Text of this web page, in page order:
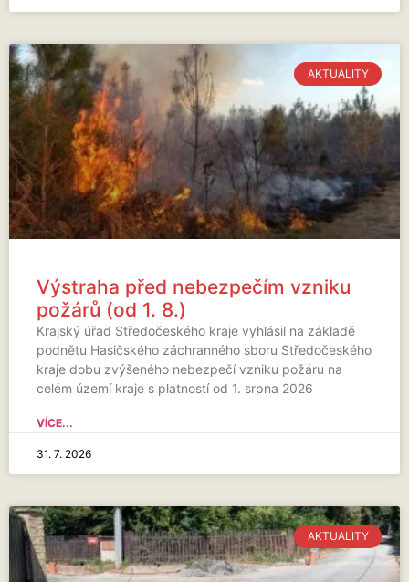
AKTUALITY
Výstraha před nebezpečím vzniku
požárů (od 1. 8.)
Krajský úřad Středočeského kraje vyhlásil na základě
podnětu Hasičského záchranného sboru Středočeského
kraje dobu zvýšeného nebezpečí vzniku požáru na
celém území kraje s platností od 1. srpna 2026
VÍCE...
31. 7. 2026
AKTUALITY